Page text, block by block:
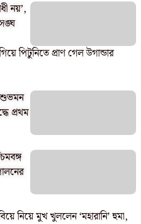
নয়’,
পিটুনিতে প্রাণ গেল উগান্ডার
শুভমন
প্রথম
নিয়ে মুখ খুললেন ‘মহারানি’ হুমা,